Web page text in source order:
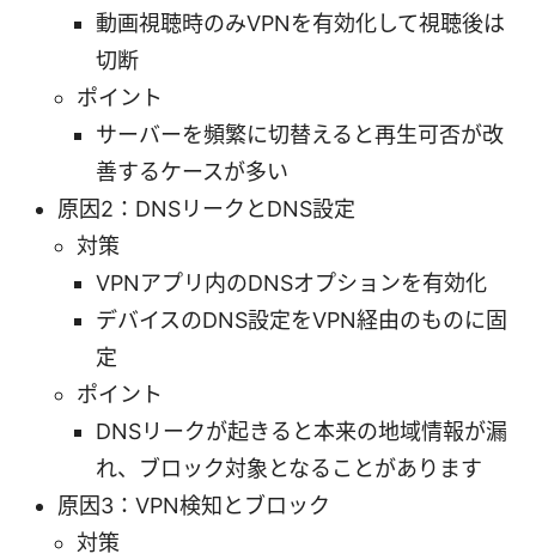
動画視聴時のみVPNを有効化して視聴後は
切断
ポイント
サーバーを頻繁に切替えると再生可否が改
善するケースが多い
原因2：DNSリークとDNS設定
対策
VPNアプリ内のDNSオプションを有効化
デバイスのDNS設定をVPN経由のものに固
定
ポイント
DNSリークが起きると本来の地域情報が漏
れ、ブロック対象となることがあります
原因3：VPN検知とブロック
対策